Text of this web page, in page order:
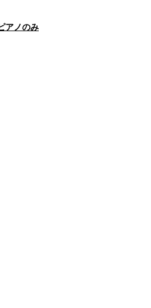
アノのみ